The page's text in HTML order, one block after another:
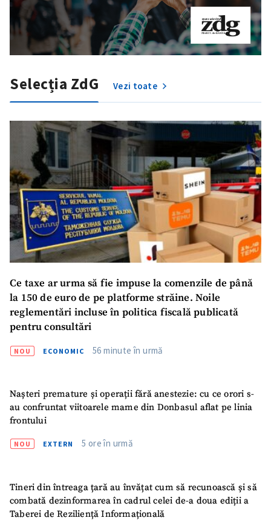
Selecția ZdG Vezi toate
Ce taxe ar urma să fie impuse la comenzile de până
la 150 de euro de pe platforme străine. Noile
reglementări incluse în politica fiscală publicată
pentru consultări
NOU ECONOMIC 56 minute în urmă
Nașteri premature și operații fără anestezie: cu ce orori s-
au confruntat viitoarele mame din Donbasul aflat pe linia
frontului
NOU EXTERN 5 ore în urmă
Tineri din întreaga țară au învățat cum să recunoască și să
combată dezinformarea în cadrul celei de-a doua ediții a
Taberei de Reziliență Informațională